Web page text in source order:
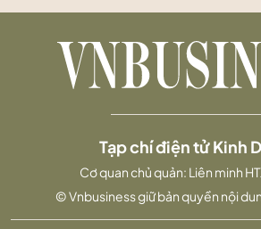
Tạp chí điện tử Kinh
Cơ quan chủ quản: Liên minh
© Vnbusiness giữ bản quyền nội